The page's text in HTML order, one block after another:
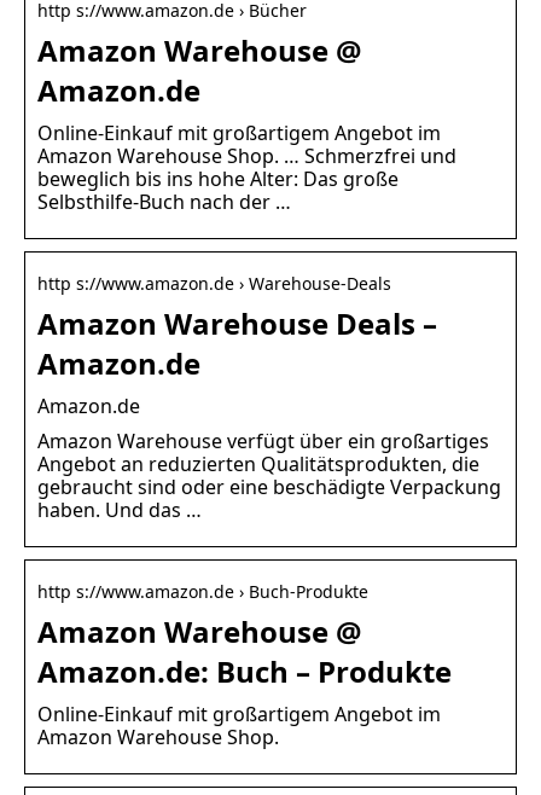
http s://www.amazon.de › Bücher
Amazon Warehouse @
Amazon.de
Online-Einkauf mit großartigem Angebot im
Amazon Warehouse Shop. … Schmerzfrei und
beweglich bis ins hohe Alter: Das große
Selbsthilfe-Buch nach der …
http s://www.amazon.de › Warehouse-Deals
Amazon Warehouse Deals –
Amazon.de
Amazon.de
Amazon Warehouse verfügt über ein großartiges
Angebot an reduzierten Qualitätsprodukten, die
gebraucht sind oder eine beschädigte Verpackung
haben. Und das …
http s://www.amazon.de › Buch-Produkte
Amazon Warehouse @
Amazon.de: Buch – Produkte
Online-Einkauf mit großartigem Angebot im
Amazon Warehouse Shop.